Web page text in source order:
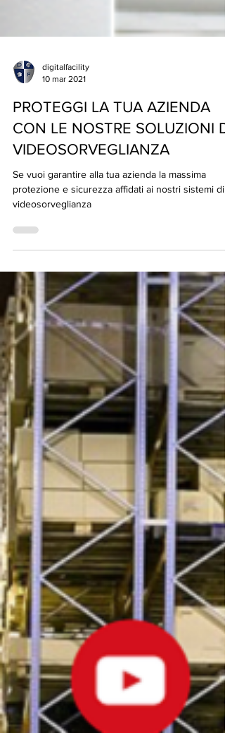
digitalfacility
PROTEGGI LA TUA AZIENDA
CON LE NOSTRE SOLUZIONI DI
VIDEOSORVEGLIANZA
protezione e sicurezza affidati ai nostri sistemi di
videosorveglianza